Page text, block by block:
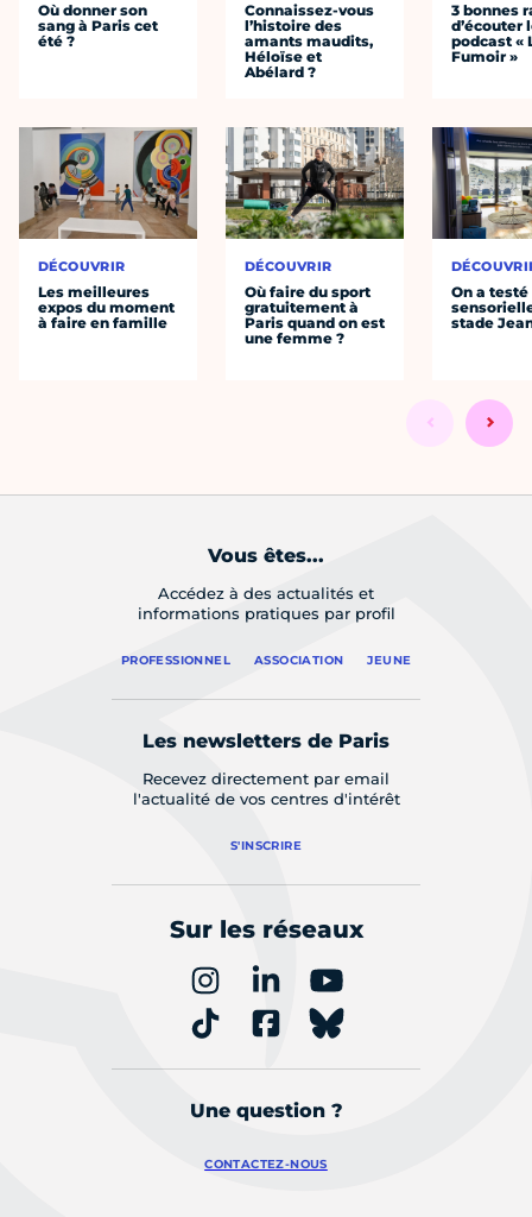
Où donner son
sang à Paris cet
été ?
DÉCOUVRIR
Les meilleures
expos du moment
à faire en famille
Connaissez-vous
l’histoire des
amants maudits,
Héloïse et
Abélard ?
DÉCOUVRIR
Où faire du sport
gratuitement à
Paris quand on est
une femme ?
3 bonnes
d’écouter
podcast «
Fumoir »
On a
stade
Vous êtes...
Accédez à des actualités et
informations pratiques par profil
PROFESSIONNEL ASSOCIATION JEUNE
Les newsletters de Paris
Recevez directement par email
l'actualité de vos centres d'intérêt
S'INSCRIRE
Sur les réseaux
Une question ?
CONTACTEZ-NOUS